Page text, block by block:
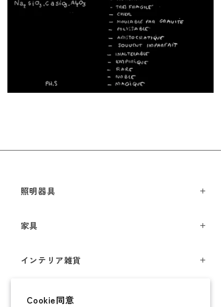
Cookie同意
照明器具
シーリングライト
テーブルライト
ブラケットライト
家具
チェア
ソファ / ベンチ
インテリア雑貨
オブジェ
即納商品